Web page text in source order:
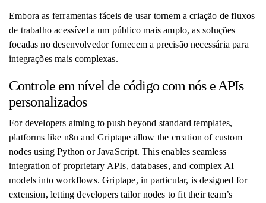
Embora as ferramentas fáceis de usar tornem a criação de fluxos
de trabalho acessível a um público mais amplo, as soluções
focadas no desenvolvedor fornecem a precisão necessária para
integrações mais complexas.
Controle em nível de código com nós e APIs
personalizados
For developers aiming to push beyond standard templates,
platforms like n8n and Griptape allow the creation of custom
nodes using Python or JavaScript. This enables seamless
integration of proprietary APIs, databases, and complex AI
models into workflows. Griptape, in particular, is designed for
extension, letting developers tailor nodes to fit their team’s